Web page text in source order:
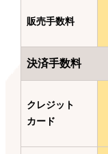
販売手数料
決済手数料
クレジット
カード